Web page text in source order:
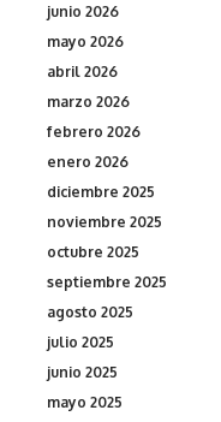
junio 2026
mayo 2026
abril 2026
marzo 2026
febrero 2026
enero 2026
diciembre 2025
noviembre 2025
octubre 2025
septiembre 2025
agosto 2025
julio 2025
junio 2025
mayo 2025